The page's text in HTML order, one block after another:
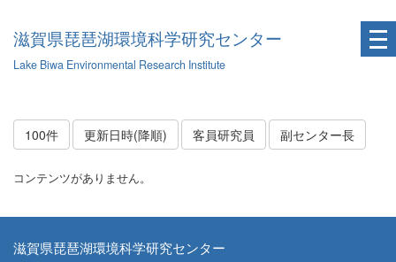
滋賀県琵琶湖環境科学研究センター
Lake Biwa Environmental Research Institute
100件 更新日時(降順) 客員研究員 副センター長
コンテンツがありません。
滋賀県琵琶湖環境科学研究センター